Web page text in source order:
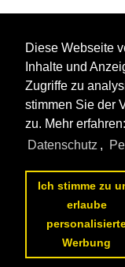
Diese Webseite
Inhalte und
Zugriffe zu
stimmen Sie der
zu. Mehr erfahren:
Datenschutz ,
Ich stimme zu
erlaube
Werbung